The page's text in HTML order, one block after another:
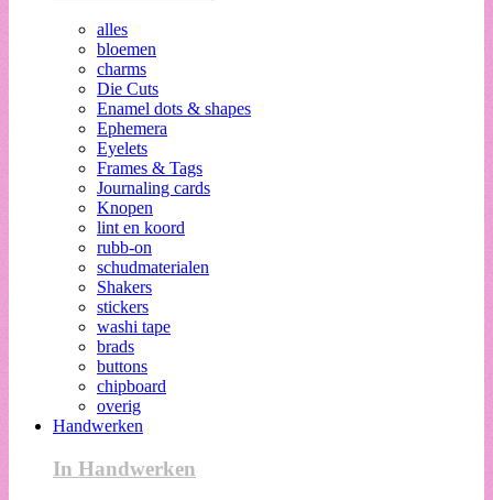
alles
bloemen
charms
Die Cuts
Enamel dots & shapes
Ephemera
Eyelets
Frames & Tags
Journaling cards
Knopen
lint en koord
rubb-on
schudmaterialen
Shakers
stickers
washi tape
brads
buttons
chipboard
overig
Handwerken
In Handwerken